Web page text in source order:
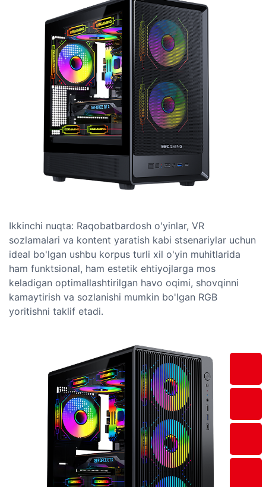
Ikkinchi nuqta: Raqobatbardosh o'yinlar, VR
sozlamalari va kontent yaratish kabi stsenariylar uchun
ideal bo'lgan ushbu korpus turli xil o'yin muhitlarida
ham funktsional, ham estetik ehtiyojlarga mos
keladigan optimallashtirilgan havo oqimi, shovqinni
kamaytirish va sozlanishi mumkin bo'lgan RGB
yoritishni taklif etadi.